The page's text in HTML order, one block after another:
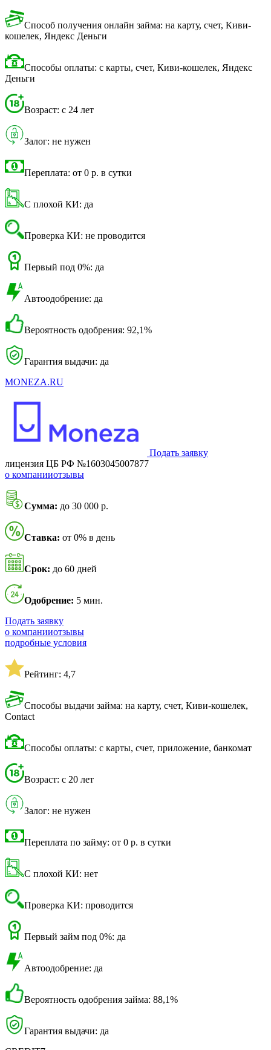
Способ получения онлайн займа: на карту, счет, Киви-
кошелек, Яндекс Деньги
Способы оплаты: с карты, счет, Киви-кошелек, Яндекс
Деньги
Возраст: с 24 лет
Залог: не нужен
Переплата: от 0 р. в сутки
С плохой КИ: да
Проверка КИ: не проводится
Первый под 0%: да
Автоодобрение: да
Вероятность одобрения: 92,1%
Гарантия выдачи: да
MONEZA.RU
Подать заявку
лицензия ЦБ РФ №1603045007877
о компанииотзывы
Сумма: до 30 000 р.
Ставка: от 0% в день
Срок: до 60 дней
Одобрение: 5 мин.
Подать заявку
о компанииотзывы
подробные условия
Рейтинг: 4,7
Способы выдачи займа: на карту, счет, Киви-кошелек,
Contact
Способы оплаты: с карты, счет, приложение, банкомат
Возраст: с 20 лет
Залог: не нужен
Переплата по займу: от 0 р. в сутки
С плохой КИ: нет
Проверка КИ: проводится
Первый займ под 0%: да
Автоодобрение: да
Вероятность одобрения займа: 88,1%
Гарантия выдачи: да